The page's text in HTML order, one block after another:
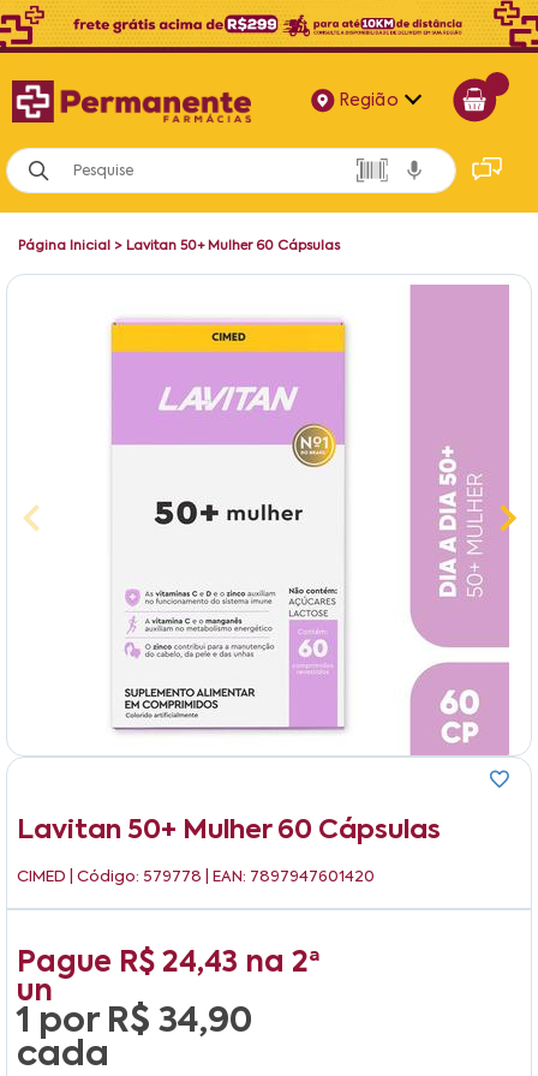
Região
Alagoas
Bahia
Página Inicial > Lavitan 50+ Mulher 60 Cápsulas
Lavitan 50+ Mulher 60 Cápsulas
CIMED | Código: 579778 | EAN: 7897947601420
Pague R$ 24,43 na 2ª
un
1 por R$ 34,90
cada